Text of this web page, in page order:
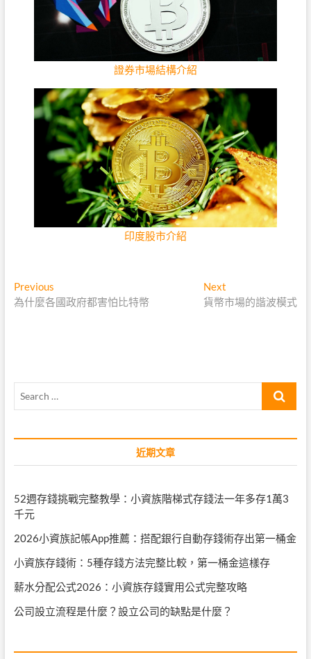
證券市場結構介紹
印度股市介紹
文
章
PreviousPrevious
post:
為什麼各國政府都害怕比特幣
Next
post:
貨幣市場的諧波模式
Search
近期文章
52週存錢挑戰完整教學：小資族階梯式存錢法一年多存1萬3
千元
2026小資族記帳App推薦：搭配銀行自動存錢術存出第一桶金
小資族存錢術：5種存錢方法完整比較，第一桶金這樣存
薪水分配公式2026：小資族存錢實用公式完整攻略
公司設立流程是什麼？設立公司的缺點是什麼？